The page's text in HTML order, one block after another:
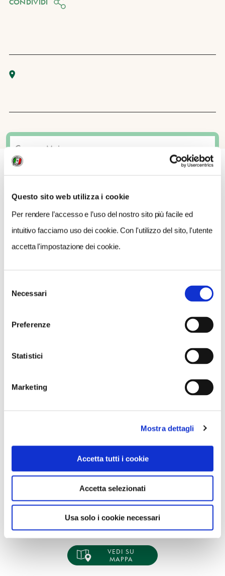
Questo sito web utilizza i cookie
Per rendere l’accesso e l’uso del nostro sito più facile ed
intuitivo facciamo uso dei cookie. Con l'utilizzo del sito, l'utente
accetta l'impostazione dei cookie.
delNecessari
Preferenze
Statistici
Marketing
Mostra dettagli
Accetta tutti i cookie
Accetta selezionati
Usa solo i cookie necessari
CONDIVIDI
COSA FARE DOVE DORMIRE
Nessun risultato.
VEDI SU
MAPPA